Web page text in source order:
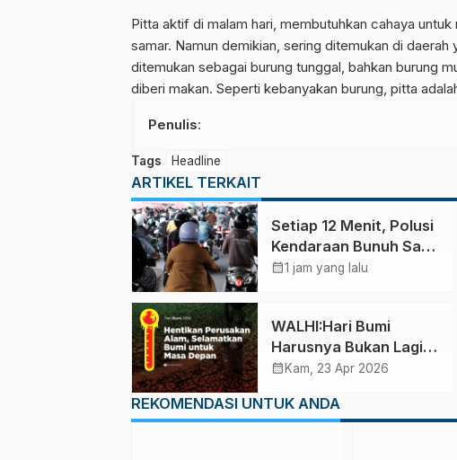
Pitta aktif di malam hari, membutuhkan cahaya
samar. Namun demikian, sering ditemukan di
ditemukan sebagai burung tunggal, bahkan burung
diberi makan. Seperti kebanyakan burung, pitta
Penulis:
Tags Headline
ARTIKEL TERKAIT
Setiap 12 Menit, Polusi
Kendaraan Bunuh Satu
Nyawa
calendar_month1 jam yang lalu
WALHI:Hari Bumi
Harusnya Bukan Lagi
Pernyataan Normatif
calendar_month Kam, 23 Apr 2026
REKOMENDASI UNTUK ANDA